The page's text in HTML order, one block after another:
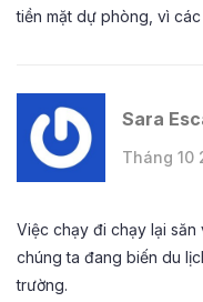
tiền mặt dự phòng, vì các
Sara
Tháng 10
Việc chạy đi chạy lại săn
chúng ta đang biến du
trường.